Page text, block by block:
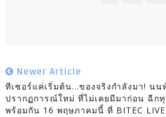
Newer Article
ทีเซอร์แค่เริ่มต้น…ของจริงกำลังมา! น
ปรากฏการณ์ใหม่ ที่ไม่เคยมีมาก่อน ฉีกทุ
พร้อมกัน 16 พฤษภาคมนี้ ที่ BITEC LIVE